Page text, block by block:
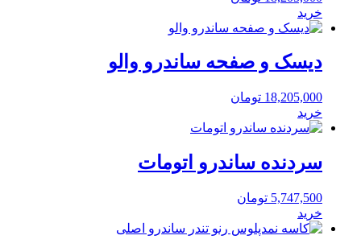
خرید
دیسک و صفحه ساندرو والو
18,205,000 تومان
خرید
سردنده ساندرو اتومات
5,747,500 تومان
خرید